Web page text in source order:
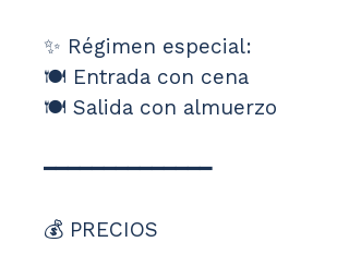
✨ Régimen especial:
🍽️ Entrada con cena
🍽️ Salida con almuerzo
━━━━━━━━━━━━━━
💰 PRECIOS